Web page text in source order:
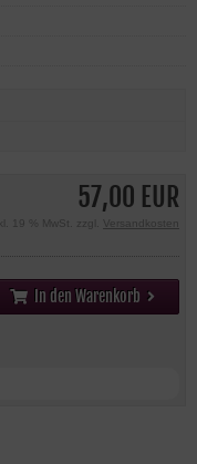
57,00 EUR
19 % MwSt. zzgl. Versandkosten
In den Warenkorb